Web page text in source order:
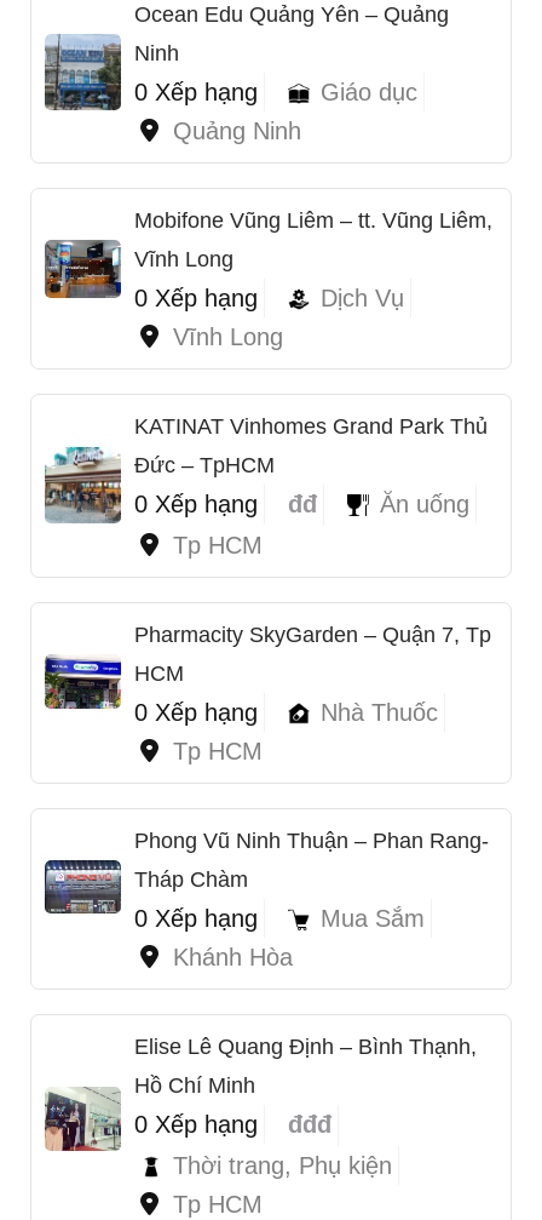
Ocean Edu Quảng Yên – Quảng
Ninh
0 Xếp hạng
Giáo dục
Quảng Ninh
Mobifone Vũng Liêm – tt. Vũng Liêm,
Vĩnh Long
0 Xếp hạng
Dịch Vụ
Vĩnh Long
KATINAT Vinhomes Grand Park Thủ
Đức – TpHCM
0 Xếp hạng đđ
Ăn uống
Tp HCM
Pharmacity SkyGarden – Quận 7, Tp
HCM
0 Xếp hạng
Nhà Thuốc
Tp HCM
Phong Vũ Ninh Thuận – Phan Rang-
Tháp Chàm
0 Xếp hạng
Mua Sắm
Khánh Hòa
Elise Lê Quang Định – Bình Thạnh,
Hồ Chí Minh
0 Xếp hạng
đđđ
Thời trang, Phụ kiện
Tp HCM